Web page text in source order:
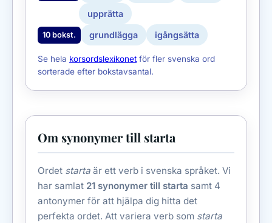
upprätta
10 bokst. grundlägga igångsätta
Se hela korsordslexikonet för fler svenska ord
sorterade efter bokstavsantal.
Om synonymer till starta
Ordet starta är ett verb i svenska språket. Vi
har samlat 21 synonymer till starta samt 4
antonymer för att hjälpa dig hitta det
perfekta ordet. Att variera verb som starta